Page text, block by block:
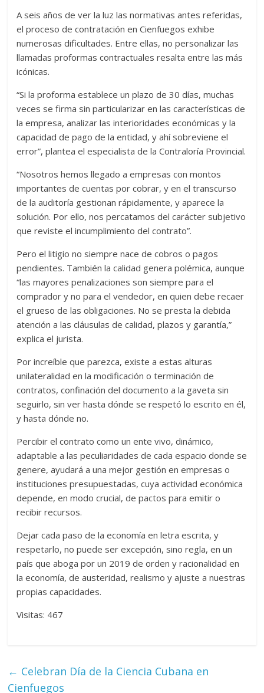
A seis años de ver la luz las normativas antes referidas,
el proceso de contratación en Cienfuegos exhibe
numerosas dificultades. Entre ellas, no personalizar las
llamadas proformas contractuales resalta entre las más
icónicas.
“Si la proforma establece un plazo de 30 días, muchas
veces se firma sin particularizar en las características de
la empresa, analizar las interioridades económicas y la
capacidad de pago de la entidad, y ahí sobreviene el
error”, plantea el especialista de la Contraloría Provincial.
“Nosotros hemos llegado a empresas con montos
importantes de cuentas por cobrar, y en el transcurso
de la auditoría gestionan rápidamente, y aparece la
solución. Por ello, nos percatamos del carácter subjetivo
que reviste el incumplimiento del contrato”.
Pero el litigio no siempre nace de cobros o pagos
pendientes. También la calidad genera polémica, aunque
“las mayores penalizaciones son siempre para el
comprador y no para el vendedor, en quien debe recaer
el grueso de las obligaciones. No se presta la debida
atención a las cláusulas de calidad, plazos y garantía,”
explica el jurista.
Por increíble que parezca, existe a estas alturas
unilateralidad en la modificación o terminación de
contratos, confinación del documento a la gaveta sin
seguirlo, sin ver hasta dónde se respetó lo escrito en él,
y hasta dónde no.
Percibir el contrato como un ente vivo, dinámico,
adaptable a las peculiaridades de cada espacio donde se
genere, ayudará a una mejor gestión en empresas o
instituciones presupuestadas, cuya actividad económica
depende, en modo crucial, de pactos para emitir o
recibir recursos.
Dejar cada paso de la economía en letra escrita, y
respetarlo, no puede ser excepción, sino regla, en un
país que aboga por un 2019 de orden y racionalidad en
la economía, de austeridad, realismo y ajuste a nuestras
propias capacidades.
Visitas: 467
← Celebran Día de la Ciencia Cubana en
Cienfuegos